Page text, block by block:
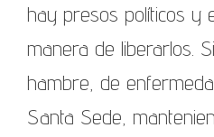
hay presos políticos y
manera de liberarlos.
hambre, de
Santa Sede,